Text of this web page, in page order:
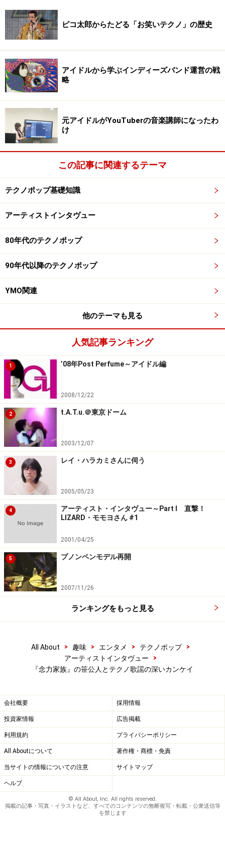
ピコ太郎からたどる「お笑いテクノ」の歴史
アイドルから学ぶインディーズバンド運営の戦
略
元アイドルがYouTuberの音楽講師になったわ
け
この記事に関連するテーマ
テクノポップ基礎知識
アーティストインタヴュー
80年代のテクノポップ
90年代以降のテクノポップ
YMO関連
他のテーマも見る
人気記事ランキング
1 ’08年Post Perfume～アイドル編
2008/12/22
2 t.A.T.u.＠東京ドーム
2003/12/07
3 レイ・ハラカミさんに伺う
2005/05/23
4
アーティスト・インタヴュー～Part I 直撃！
LIZARD・モモヨさん #1
2001/04/25
5 プノンペンモデル再開
2007/11/26
ランキングをもっと見る
All About > 趣味 > エンタメ > テクノポップ
>
アーティストインタヴュー
>
『念力家族』の笹公人とテクノ歌謡の深いカンケイ
会社概要 採用情報
投資家情報 広告掲載
利用規約 プライバシーポリシー
All Aboutについて 著作権・商標・免責
当サイトの情報についての注意 サイトマップ
ヘルプ
© All About, Inc. All rights reserved.
掲載の記事・写真・イラストなど、すべてのコンテンツの無断複写・転載・公衆送信等
を禁じます